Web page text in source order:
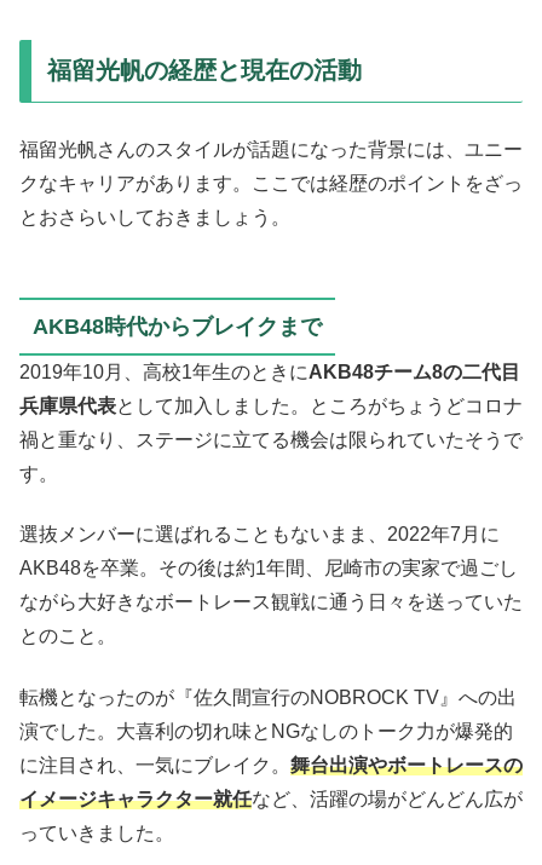
福留光帆の経歴と現在の活動
福留光帆さんのスタイルが話題になった背景には、ユニー
クなキャリアがあります。ここでは経歴のポイントをざっ
とおさらいしておきましょう。
AKB48時代からブレイクまで
2019年10月、高校1年生のときにAKB48チーム8の二代目
兵庫県代表として加入しました。ところがちょうどコロナ
禍と重なり、ステージに立てる機会は限られていたそうで
す。
選抜メンバーに選ばれることもないまま、2022年7月に
AKB48を卒業。その後は約1年間、尼崎市の実家で過ごし
ながら大好きなボートレース観戦に通う日々を送っていた
とのこと。
転機となったのが『佐久間宣行のNOBROCK TV』への出
演でした。大喜利の切れ味とNGなしのトーク力が爆発的
に注目され、一気にブレイク。 舞台出演やボートレースの
イメージキャラクター就任など、活躍の場がどんどん広が
っていきました。